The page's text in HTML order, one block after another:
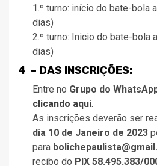
1.º turno: início do bate-bola
dias)
2.º turno: Inicio do bate-bola
dias)
4 – DAS INSCRIÇÕES:
Entre no Grupo do
clicando aqui.
As inscrições deverão ser
dia 10 de Janeiro de 2023
para
recibo do PIX 58.495.383/